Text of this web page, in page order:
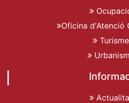
Oficina d'Atenció
Turisme